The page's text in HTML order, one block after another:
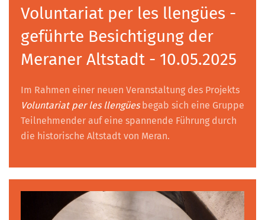
Voluntariat per les llengües -
geführte Besichtigung der
Meraner Altstadt - 10.05.2025
Im Rahmen einer neuen Veranstaltung des Projekts
Voluntariat per les llengüesbegab sich eine Gruppe
Teilnehmender auf eine spannende Führung durch
die historische Altstadt von Meran.